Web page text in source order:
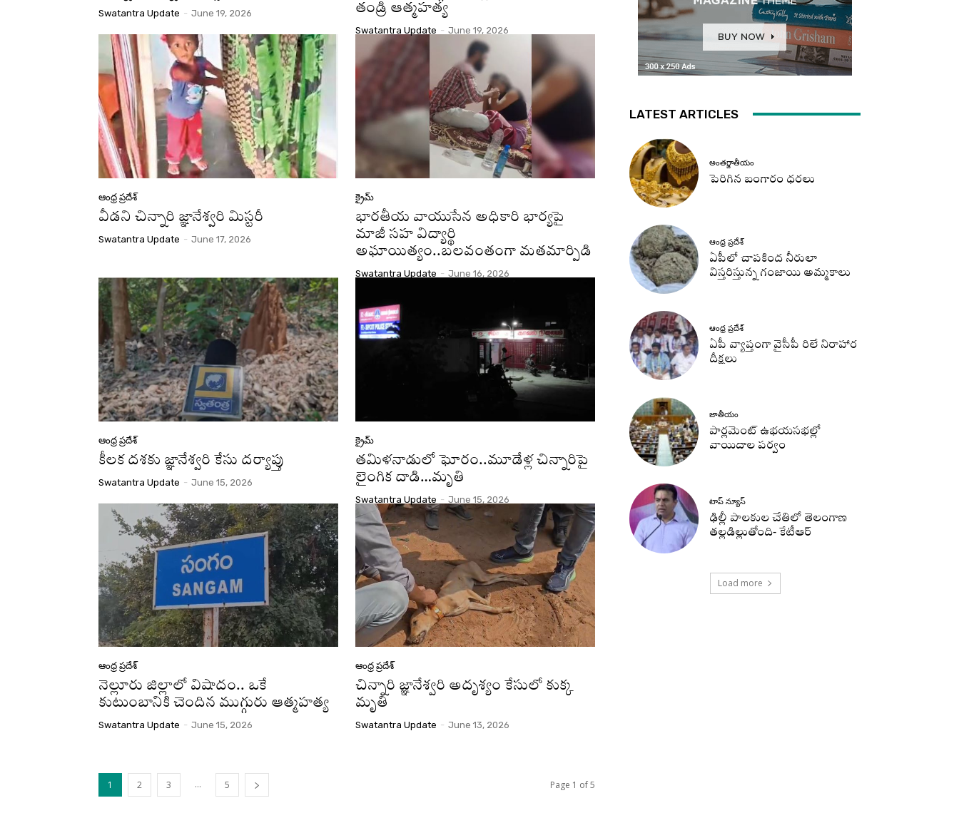
Swatantra Update - June 19, 2026
తండ్రి ఆత్మహత్య
Swatantra Update - June 19, 2026
ఆంధ్ర ప్రదేశ్
వీడని చిన్నారి జ్ఞానేశ్వరి మిస్టరీ
Swatantra Update - June 17, 2026
క్రైమ్
భారతీయ వాయుసేన అధికారి భార్యపై
మాజీ సహ విద్యార్థి
అఘాయిత్యం..బలవంతంగా మతమార్పిడి
Swatantra Update - June 16, 2026
ఆంధ్ర ప్రదేశ్
కీలక దశకు జ్ఞానేశ్వరి కేసు దర్యాప్తు
Swatantra Update - June 15, 2026
క్రైమ్
తమిళనాడులో ఘోరం..మూడేళ్ల చిన్నారిపై
లైంగిక దాడి…మృతి
Swatantra Update - June 15, 2026
ఆంధ్ర ప్రదేశ్
నెల్లూరు జిల్లాలో విషాదం.. ఒకే
కుటుంబానికి చెందిన ముగ్గురు ఆత్మహత్య
Swatantra Update - June 15, 2026
ఆంధ్ర ప్రదేశ్
చిన్నారి జ్ఞానేశ్వరి అదృశ్యం కేసులో కుక్క
మృతి
Swatantra Update - June 13, 2026
1 2 3 ... 5 Page 1 of 5
LATEST ARTICLES
అంతర్జాతీయం
పెరిగిన బంగారం ధరలు
ఆంధ్ర ప్రదేశ్
ఏపీలో చాపకింద నీరులా
విస్తరిస్తున్న గంజాయి అమ్మకాలు
ఆంధ్ర ప్రదేశ్
ఏపీ వ్యాప్తంగా వైసీపీ రిలే నిరాహార
దీక్షలు
జాతీయం
పార్లమెంట్ ఉభయసభల్లో
వాయిదాల పర్వం
టాప్ న్యూస్
ఢిల్లీ పాలకుల చేతిలో తెలంగాణ
తల్లడిల్లుతోంది- కేటీఆర్
Load more